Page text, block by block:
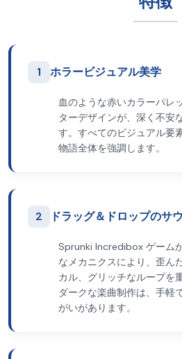
1 ホラービジュアル美学
血のような赤いカラーパレ
ターデザインが、深く不安
す。すべてのビジュアル要
物語全体を強調します。
2 ドラッグ＆ドロップのサ
Sprunki Incredibox ゲーム
なメカニクスにより、歪ん
カル、グリッチなループを
ダークな楽曲制作は、手軽
がいがあります。